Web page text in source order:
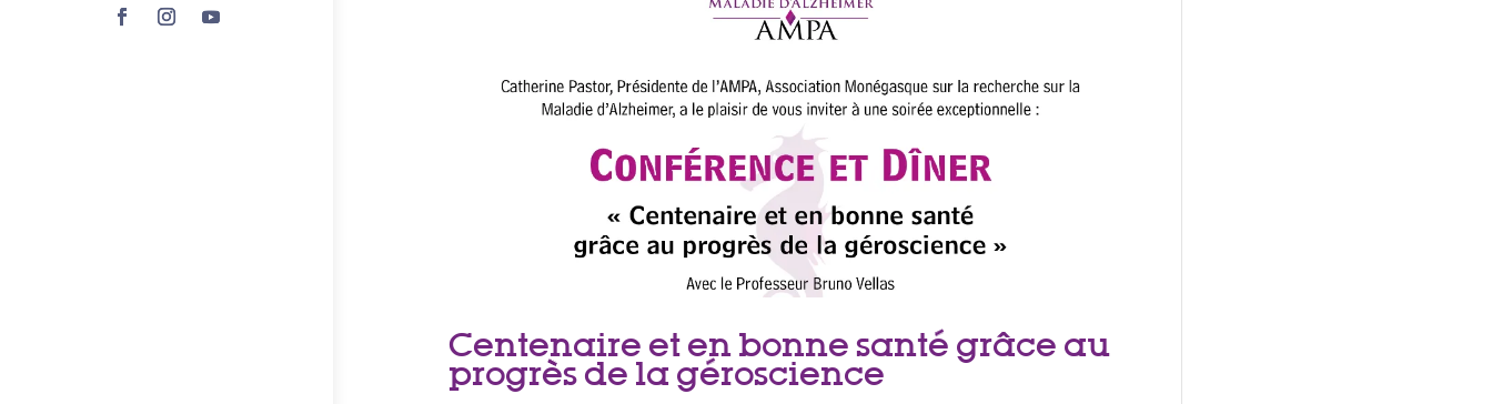
Centenaire et en bonne santé grâce au
progrès de la géroscience